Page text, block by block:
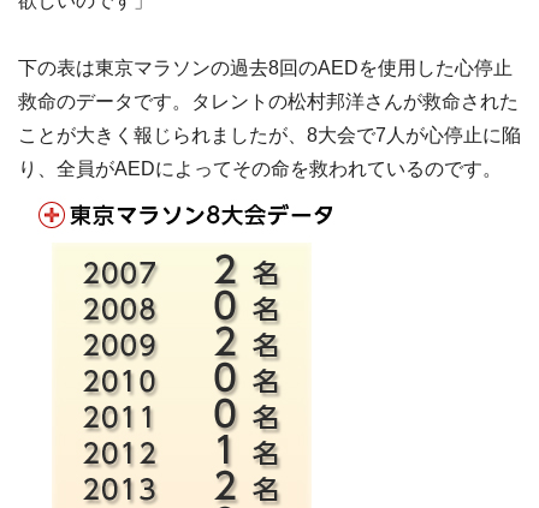
下の表は東京マラソンの過去8回のAEDを使用した心停止
救命のデータです。タレントの松村邦洋さんが救命された
ことが大きく報じられましたが、8大会で7人が心停止に陥
り、全員がAEDによってその命を救われているのです。